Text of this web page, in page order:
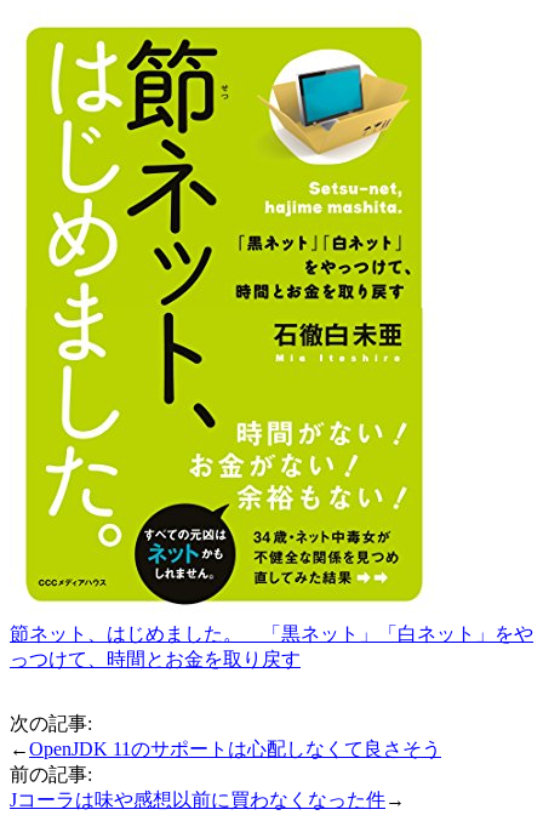
節ネット、はじめました。 「黒ネット」「白ネット」をや
っつけて、時間とお金を取り戻す
次の記事:
←OpenJDK 11のサポートは心配しなくて良さそう
前の記事:
Jコーラは味や感想以前に買わなくなった件→